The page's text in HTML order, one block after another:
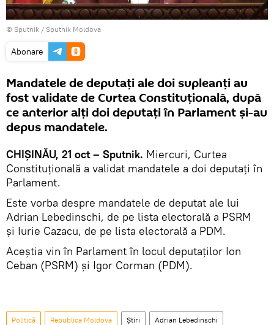
© Sputnik / Sputnik Moldova
Abonare
Mandatele de deputaţi ale doi supleanţi au
fost validate de Curtea Constituţională, după
ce anterior alţi doi deputaţi în Parlament şi-au
depus mandatele.
CHIŞINĂU, 21 oct – Sputnik. Miercuri, Curtea
Constituţională a validat mandatele a doi deputaţi în
Parlament.
Este vorba despre mandatele de deputat ale lui
Adrian Lebedinschi, de pe lista electorală a PSRM
şi Iurie Cazacu, de pe lista electorală a PDM.
Aceştia vin în Parlament în locul deputaţilor Ion
Ceban (PSRM) şi Igor Corman (PDM).
Politică Republica Moldova Știri Adrian Lebedinschi